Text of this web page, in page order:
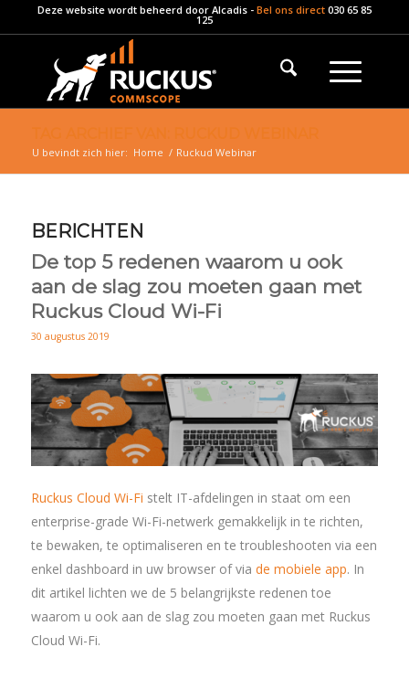
Deze website wordt beheerd door Alcadis- Bel ons direct 030 65 85
125
U bevindt zich hier: Home / Ruckud Webinar
BERICHTEN
De top 5 redenen waarom u ook
aan de slag zou moeten gaan met
Ruckus Cloud Wi-Fi
30 augustus 2019
Ruckus Cloud Wi-Fi stelt IT-afdelingen in staat om een ​​
enterprise-grade Wi-Fi-netwerk gemakkelijk in te richten,
te bewaken, te optimaliseren en te troubleshooten via een
enkel dashboard in uw browser of via de mobiele app. In
dit artikel lichten we de 5 belangrijkste redenen toe
waarom u ook aan de slag zou moeten gaan met Ruckus
Cloud Wi-Fi.